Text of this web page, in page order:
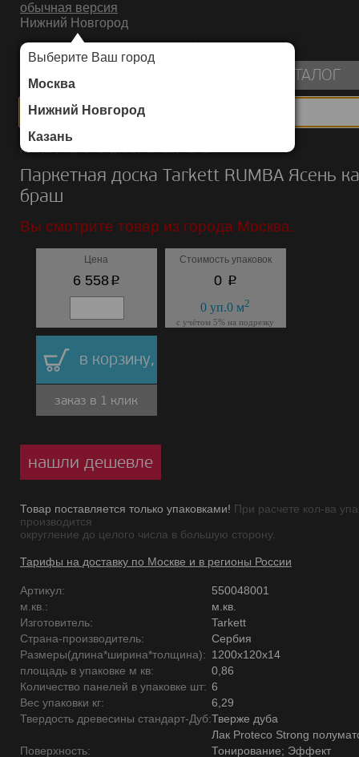
обычная версия
Нижний Новгород
Выберите Ваш город
Москва
Нижний Новгород
Казань
ИНТЕРНЕТ-МАГАЗИН НАПОЛЬНЫХ ПОКРЫТИЙ
КАТАЛОГ
Каталог/Паркетная доска/Tarkett/RUMBA
Паркетная доска Tarkett RUMBA Ясень
браш
Вы смотрите товар из города Москва.
Цена
6 558p
Стоимость упаковок
0 p
0 уп.0 м2
с учётом 5% на подрезку
в корзину,
заказ в 1 клик
нашли дешевле
Товар поставляется только упаковками! При расчете кол-ва
производится
округление до целого числа в большую сторону.
Тарифы на доставку по Москве и в регионы России
Артикул:
550048001
м.кв.:
м.кв.
Изготовитель:
Tarkett
Страна-производитель:
Сербия
Размеры(длина*ширина*толщина): 1200х120х14
площадь в упаковке м кв:
0,86
Количество панелей в упаковке шт: 6
Вес упаковки кг:
6,29
Твердость древесины стандарт-Дуб:Тверже дуба
Поверхность:
Лак Proteco Strong
Тонирование; Эффект